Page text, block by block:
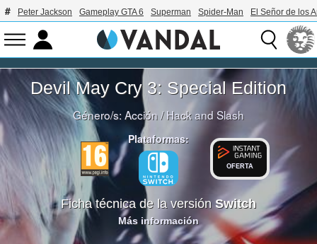
Peter Jackson Gameplay GTA 6 Superman Spider-Man El Señor de los
Devil May Cry 3: Special Edition
Género/s:Acción/Hack and Slash
Plataformas:
OFERTA
Ficha técnica de la versión Switch
Más información